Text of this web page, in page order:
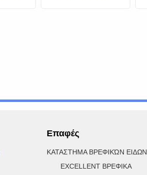
Επαφές
ΚΑΤΑΣΤΗΜΑ ΒΡΕΦΙΚΏΝ ΕΙΔΩΝ
EXCELLENT ΒΡΕΦΙΚΑ